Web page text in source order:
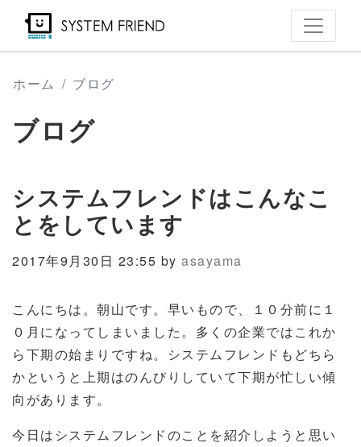
ン
コ
に
ホーム ブログ
ブログ
システムフレンドはこんなこ
とをしています
2017年9月30日 23:55 by asayama
こんにちは。朝山です。早いもので、１０分前に１
０月になってしまいました。多くの企業ではこれか
ら下期の始まりですね。システムフレンドもどちら
かというと上期はのんびりしていて下期が忙しい傾
向があります。
今日はシステムフレンドのことを紹介しようと思い